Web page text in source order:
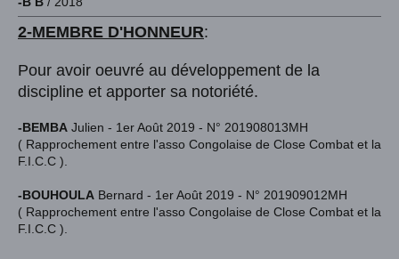
2-MEMBRE D'HONNEUR:
Pour avoir oeuvré au développement de la
discipline et apporter sa notoriété.
-BEMBA Julien - 1er Août 2019 - N° 201908013MH
( Rapprochement entre l'asso Congolaise de Close Combat et la
F.I.C.C ).
-BOUHOULA Bernard - 1er Août 2019 - N° 201909012MH
( Rapprochement entre l'asso Congolaise de Close Combat et la
F.I.C.C ).